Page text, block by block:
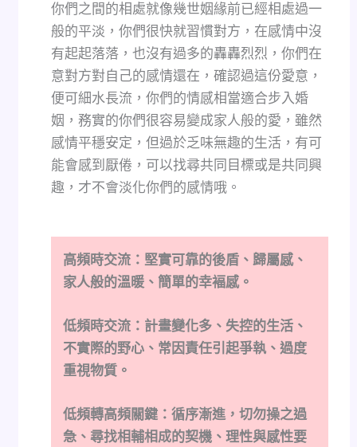
你們之間的相處就像幾世姻緣前已經相處過一
般的平淡，你們很快就習慣對方，在感情中沒
有起起落落，也沒有過多的轟轟烈烈，你們在
意對方對自己的感情還在，確認過這份愛意，
便可細水長流，你們的情感相當適合步入婚
姻，務實的你們很容易變成家人般的愛，雖然
感情平穩安定，但過於乏味無趣的生活，有可
能會感到厭倦，可以找尋共同目標或是共同興
趣，才不會淡化你們的感情哦。
高頻時交流：堅實可靠的後盾、歸屬感、
家人般的溫暖、簡單的幸褔感。
低頻時交流：計畫變化多、失控的生活、
不實際的野心、常因責任引起爭執、過度
重視物質。
低頻轉高頻關鍵：循序漸進，切勿操之過
急、尋找相輔相成的契機、理性與感性要